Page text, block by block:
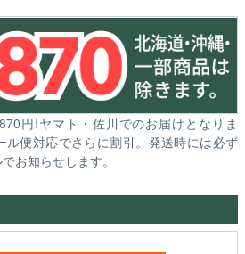
円!ヤマト・佐川でのお届けとなりま
ル便対応でさらに割引。発送時には必ず
お知らせします。